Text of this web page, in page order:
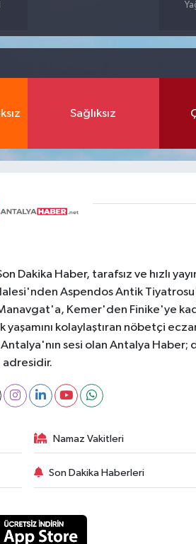
Sağlıksız
Haber, tarafsız ve hızlı
Aspendos Antik
Kemer'den Finike'ye
kolaylaştıran nöbetçi
sesi olan Antalya Haber;
adresidir.
Namaz Vakitleri
Son Dakika Haberleri